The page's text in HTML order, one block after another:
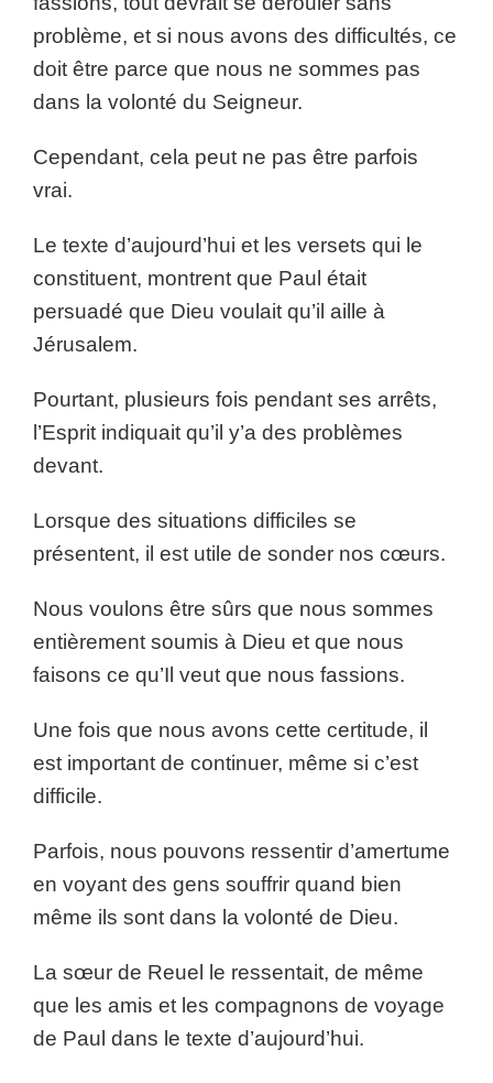
problème, et si nous avons des difficultés, ce
doit être parce que nous ne sommes pas
dans la volonté du Seigneur.
Cependant, cela peut ne pas être parfois
vrai.
Le texte d’aujourd’hui et les versets qui le
constituent, montrent que Paul était
persuadé que Dieu voulait qu’il aille à
Jérusalem.
Pourtant, plusieurs fois pendant ses arrêts,
l’Esprit indiquait qu’il y’a des problèmes
devant.
Lorsque des situations difficiles se
présentent, il est utile de sonder nos cœurs.
Nous voulons être sûrs que nous sommes
entièrement soumis à Dieu et que nous
faisons ce qu’Il veut que nous fassions.
Une fois que nous avons cette certitude, il
est important de continuer, même si c’est
difficile.
Parfois, nous pouvons ressentir d’amertume
en voyant des gens souffrir quand bien
même ils sont dans la volonté de Dieu.
La sœur de Reuel le ressentait, de même
que les amis et les compagnons de voyage
de Paul dans le texte d’aujourd’hui.